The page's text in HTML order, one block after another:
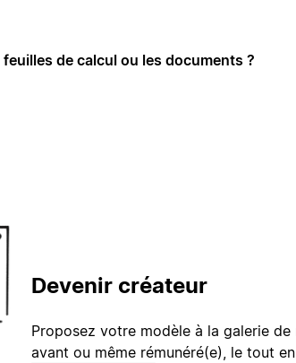
de calcul ou les documents ?
Devenir créateur
Proposez votre modèle à la galerie
avant ou même rémunéré(e), le tout